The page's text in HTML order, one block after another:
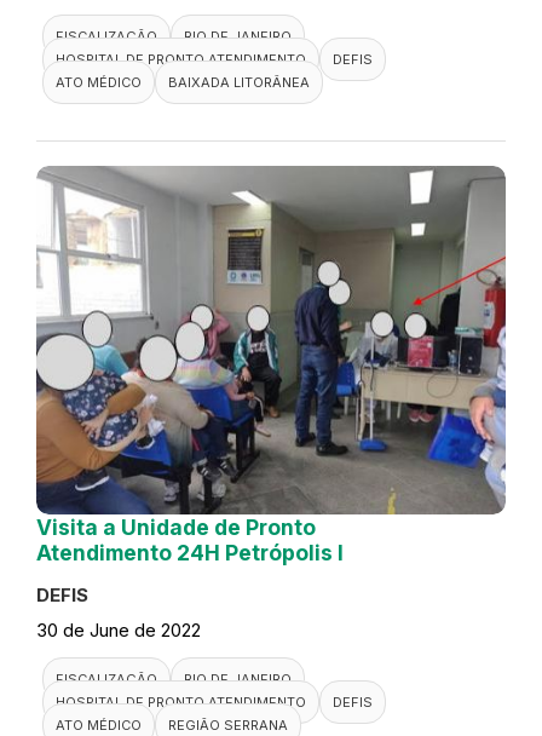
FISCALIZAÇÃO
RIO DE JANEIRO
HOSPITAL DE PRONTO ATENDIMENTO
DEFIS
ATO MÉDICO
BAIXADA LITORÂNEA
Visita a Unidade de Pronto
Atendimento 24H Petrópolis I
DEFIS
30 de June de 2022
FISCALIZAÇÃO
RIO DE JANEIRO
HOSPITAL DE PRONTO ATENDIMENTO
DEFIS
ATO MÉDICO
REGIÃO SERRANA